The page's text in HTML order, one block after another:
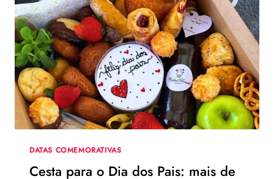
O
DIA
DOS
PAIS?
VEJA
130
FRASES
EMOCIONANTES
PARA
HOMENAGEAR
DATA
DATAS COMEMORATIVAS
Cesta para o Dia dos Pais: mais de